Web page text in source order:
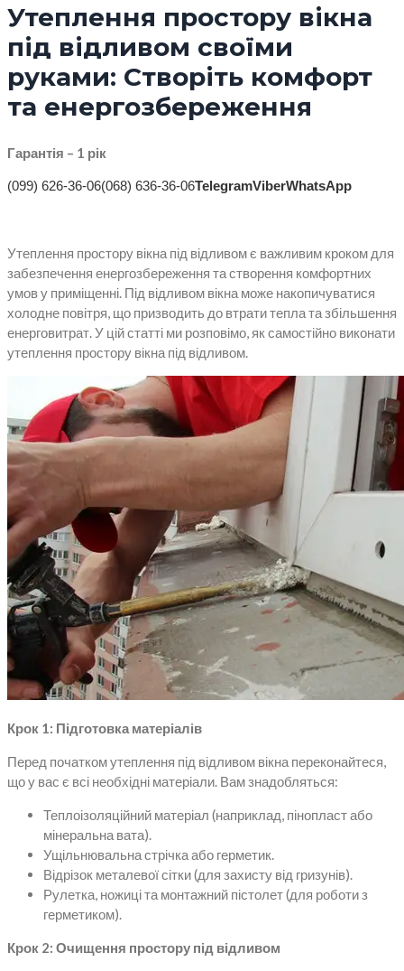
Утеплення простору вікна
під відливом своїми
руками: Створіть комфорт
та енергозбереження
Гарантія – 1 рік
(099) 626-36-06(068) 636-36-06TelegramViberWhatsApp
Утеплення простору вікна під відливом є важливим кроком для
забезпечення енергозбереження та створення комфортних
умов у приміщенні. Під відливом вікна може накопичуватися
холодне повітря, що призводить до втрати тепла та збільшення
енерговитрат. У цій статті ми розповімо, як самостійно виконати
утеплення простору вікна під відливом.
Крок 1: Підготовка матеріалів
Перед початком утеплення під відливом вікна переконайтеся,
що у вас є всі необхідні матеріали. Вам знадобляться:
Теплоізоляційний матеріал (наприклад, пінопласт або
мінеральна вата).
Ущільнювальна стрічка або герметик.
Відрізок металевої сітки (для захисту від гризунів).
Рулетка, ножиці та монтажний пістолет (для роботи з
герметиком).
Крок 2: Очищення простору під відливом